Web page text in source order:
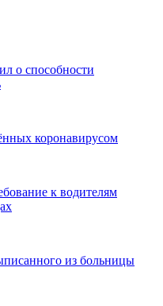
о способности
коронавирусом
к водителям
из больницы